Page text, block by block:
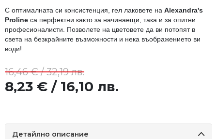
С оптималната си консистенция, гел лаковете на Alexandra's
Proline са перфектни както за начинаещи, така и за опитни
професионалисти. Позволете на цветовете да ви потопят в
света на безкрайните възможности и нека въображението ви
води!
8,23 € / 16,10 лв.
16,46 € / 32,19 лв.
Детайлно описание